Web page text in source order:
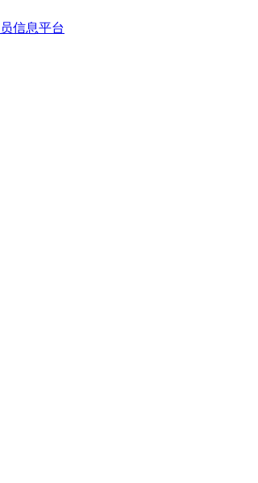
信息平台